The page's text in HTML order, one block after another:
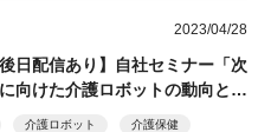
2023/04/28
日配信あり】自社セミナー「次
向けた介護ロボットの動向と最
加無料
介護ロボット 介護保健